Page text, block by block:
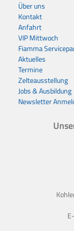
Über uns
Kontakt
Anfahrt
VIP Mittwoch
Fiamma
Aktuelles
Termine
Zelteausstellung
Jobs & Ausbildung
Newsletter